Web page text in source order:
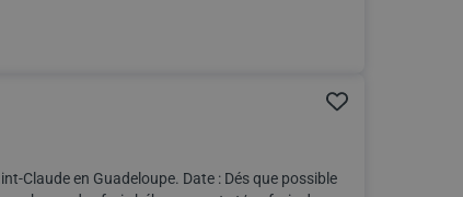
Date : Dés que possible